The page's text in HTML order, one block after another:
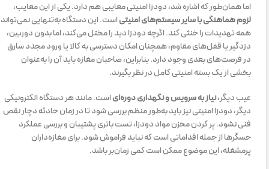
اما همان‌طور که اشاره شد، دودزا امنیتی معایبی هم دارد. یکی از این معایب،
لزوم هماهنگی با سایر سیستم‌های امنیتیاست. این دستگاه به‌تنهایی نمی‌تواند
همه تهدیدات را خنثی کند. اگرچه دودزا دید را مختل می‌کند، اما بدون دوربین،
دزدگیر یا قفل‌های مقاوم، همچنان امکان دسترسی به کالا یا ورود مجدد سارق
در فرصت‌های بعدی وجود دارد. بنابراین، صاحبان مغازه باید آن را به‌عنوان
بخشی از یک بسته امنیتی کامل در نظر بگیرند.
عیب دیگر،نیاز به سرویس و نگهداری دوره‌ایاست. مانند هر دستگاه الکترونیکی
دیگر، دودزا امنیتی نیز باید به‌طور منظم بررسی شود تا در زمان حادثه دچار نقص
فنی نشود. پر کردن مخزن مواد دودزا، تست باتری پشتیبان و بررسی عملکرد
حسگرها از جمله اقداماتی است که نباید فراموش شود. برای مغازه‌داران
پرمشغله، این موضوع ممکن است کمی زمان‌بر باشد.